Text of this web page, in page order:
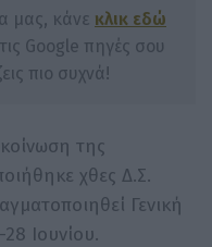
μας, κάνε κλικ εδώ
Google πηγές σου
πιο συχνά!
της
χθες Δ.Σ.
Γενική
Ιουνίου.